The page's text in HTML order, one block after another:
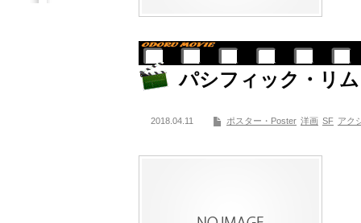
パシフィック・リ
2018.04.11 ポスター・Poster 洋画 SF アク